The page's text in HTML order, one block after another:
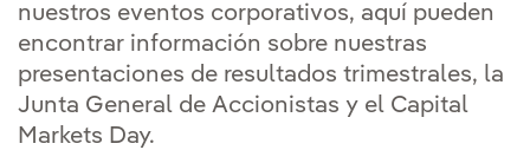
nuestros eventos corporativos, aquí pueden
encontrar información sobre nuestras
presentaciones de resultados trimestrales, la
Junta General de Accionistas y el Capital
Markets Day.